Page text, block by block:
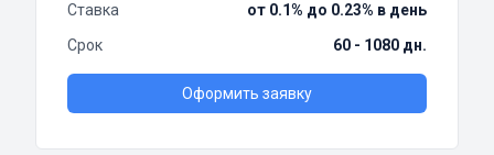
Ставка
от 0.1% до 0.23% в день
Срок
60 - 1080 дн.
Оформить заявку